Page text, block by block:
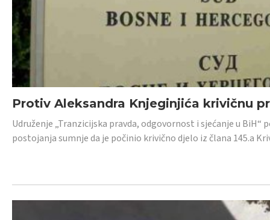
Protiv Aleksandra Knjeginjića krivičnu
Udruženje „Tranzicijska pravda, odgovornost i sjećanje u
postojanja sumnje da je počinio krivično djelo iz člana 145.a